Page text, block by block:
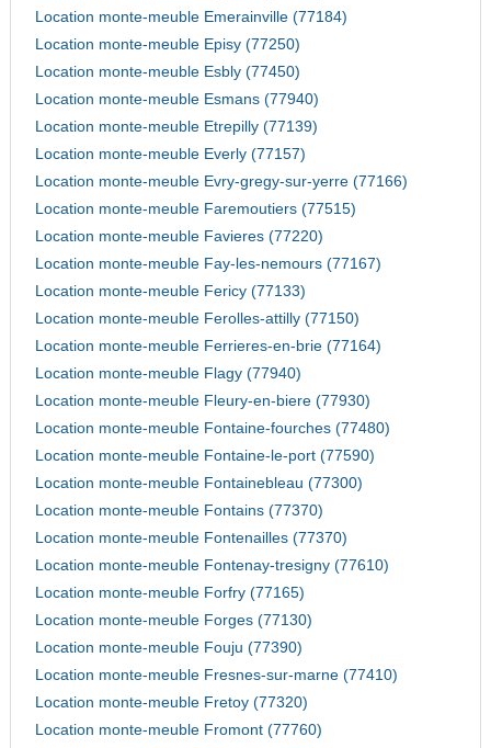
Location monte-meuble Emerainville (77184)
Location monte-meuble Episy (77250)
Location monte-meuble Esbly (77450)
Location monte-meuble Esmans (77940)
Location monte-meuble Etrepilly (77139)
Location monte-meuble Everly (77157)
Location monte-meuble Evry-gregy-sur-yerre (77166)
Location monte-meuble Faremoutiers (77515)
Location monte-meuble Favieres (77220)
Location monte-meuble Fay-les-nemours (77167)
Location monte-meuble Fericy (77133)
Location monte-meuble Ferolles-attilly (77150)
Location monte-meuble Ferrieres-en-brie (77164)
Location monte-meuble Flagy (77940)
Location monte-meuble Fleury-en-biere (77930)
Location monte-meuble Fontaine-fourches (77480)
Location monte-meuble Fontaine-le-port (77590)
Location monte-meuble Fontainebleau (77300)
Location monte-meuble Fontains (77370)
Location monte-meuble Fontenailles (77370)
Location monte-meuble Fontenay-tresigny (77610)
Location monte-meuble Forfry (77165)
Location monte-meuble Forges (77130)
Location monte-meuble Fouju (77390)
Location monte-meuble Fresnes-sur-marne (77410)
Location monte-meuble Fretoy (77320)
Location monte-meuble Fromont (77760)